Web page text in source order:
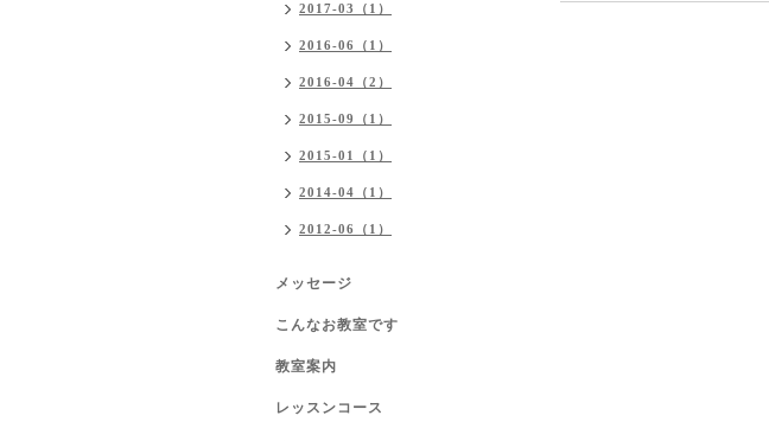
2017-03（1）
2016-06（1）
2016-04（2）
2015-09（1）
2015-01（1）
2014-04（1）
2012-06（1）
メッセージ
こんなお教室です
教室案内
レッスンコース